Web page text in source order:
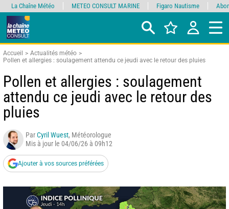
Accueil
Actualités météo
Pollen et allergies : soulagement attendu ce jeudi avec le retour des pluies
Pollen et allergies : soulagement
attendu ce jeudi avec le retour des
pluies
ParCyril Wuest, Météorologue
Mis à jour le 04/06/26 à 09h12
Ajouter à vos sources préférées
La Chaîne Météo METEO CONSULT MARINE Figaro Nautisme